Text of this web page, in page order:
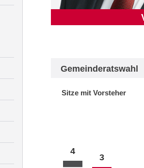
Gemeinderatswahl
Sitze mit Vorsteher
4
3